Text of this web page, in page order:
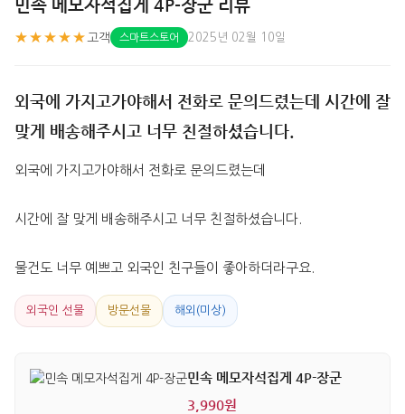
민속 메모자석집게 4P-장군 리뷰
★★★★★ 고객 스마트스토어 2025년 02월 10일
외국에 가지고가야해서 전화로 문의드렸는데 시간에 잘
맞게 배송해주시고 너무 친절하셨습니다.
외국에 가지고가야해서 전화로 문의드렸는데
시간에 잘 맞게 배송해주시고 너무 친절하셨습니다.
물건도 너무 예쁘고 외국인 친구들이 좋아하더라구요.
외국인 선물 방문선물 해외(미상)
민속 메모자석집게 4P-장군
3,990원